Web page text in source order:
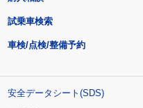
試乗車検索
車検/点検/整備予約
安全データシート(SDS)